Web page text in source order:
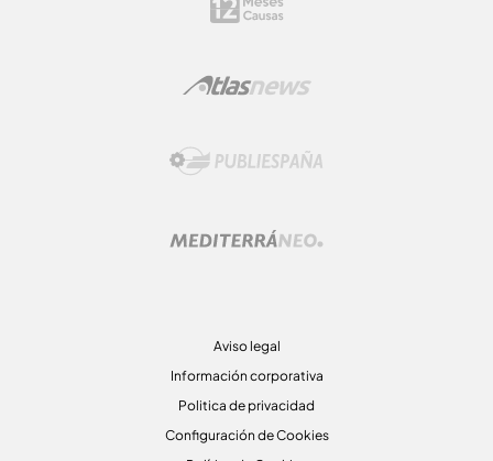
Aviso legal
Información corporativa
Politica de privacidad
Configuración de Cookies